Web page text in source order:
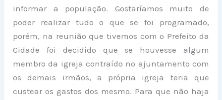
informar a população. Gostaríamos muito de
poder realizar tudo o que se foi programado,
porém, na reunião que tivemos com o Prefeito da
Cidade foi decidido que se houvesse algum
membro da igreja contraído no ajuntamento com
os demais irmãos, a própria igreja teria que
custear os gastos dos mesmo. Para que não haja